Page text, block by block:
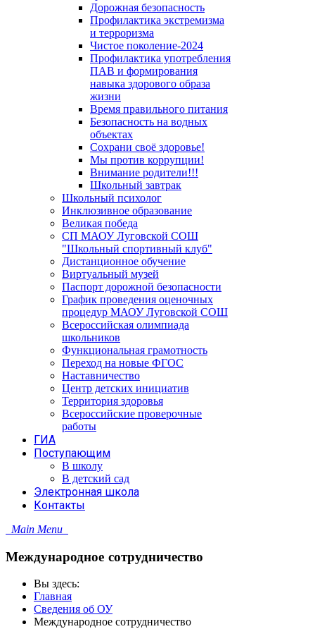
Дорожная безопасность
Профилактика экстремизма
и терроризма
Чистое поколение-2024
Профилактика употребления
ПАВ и формирования
навыка здорового образа
жизни
Время правильного питания
Безопасность на водных
объектах
Сохрани своё здоровье!
Мы против коррупции!
Внимание родители!!!
Школьный завтрак
Школьный психолог
Инклюзивное образование
Великая победа
СП МАОУ Луговской СОШ
"Школьный спортивный клуб"
Дистанционное обучение
Виртуальный музей
Паспорт дорожной безопасности
График проведения оценочных
процедур МАОУ Луговской СОШ
Всероссийская олимпиада
школьников
Функциональная грамотность
Переход на новые ФГОС
Наставничество
Центр детских инициатив
Территория здоровья
Всероссийские проверочные
работы
ГИА
Поступающим
В школу
В детский сад
Электронная школа
Контакты
Main Menu
Международное сотрудничество
Вы здесь:
Главная
Сведения об ОУ
Международное сотрудничество